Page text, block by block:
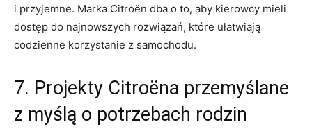
i ‌przyjemne. Marka Citroën dba o to, aby kierowcy mieli​
dostęp do najnowszych⁤ rozwiązań, które ułatwiają
‍codzienne korzystanie z samochodu.
7. Projekty Citroëna przemyślane
z myślą ​o potrzebach rodzin